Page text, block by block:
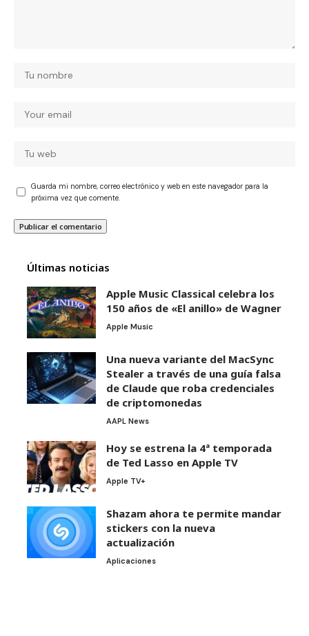
Guarda mi nombre, correo electrónico y web en este navegador para la
próxima vez que comente.
Últimas noticias
Apple Music Classical celebra los
150 años de «El anillo» de Wagner
Apple Music
Una nueva variante del MacSync
Stealer a través de una guía falsa
de Claude que roba credenciales
de criptomonedas
AAPL News
Hoy se estrena la 4ª temporada
de Ted Lasso en Apple TV
Apple TV+
Shazam ahora te permite mandar
stickers con la nueva
actualización
Aplicaciones